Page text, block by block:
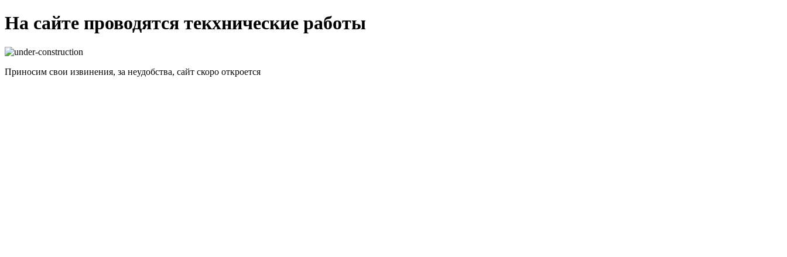
На сайте проводятся текхнические работы
Приносим свои извинения, за неудобства, сайт скоро откроется